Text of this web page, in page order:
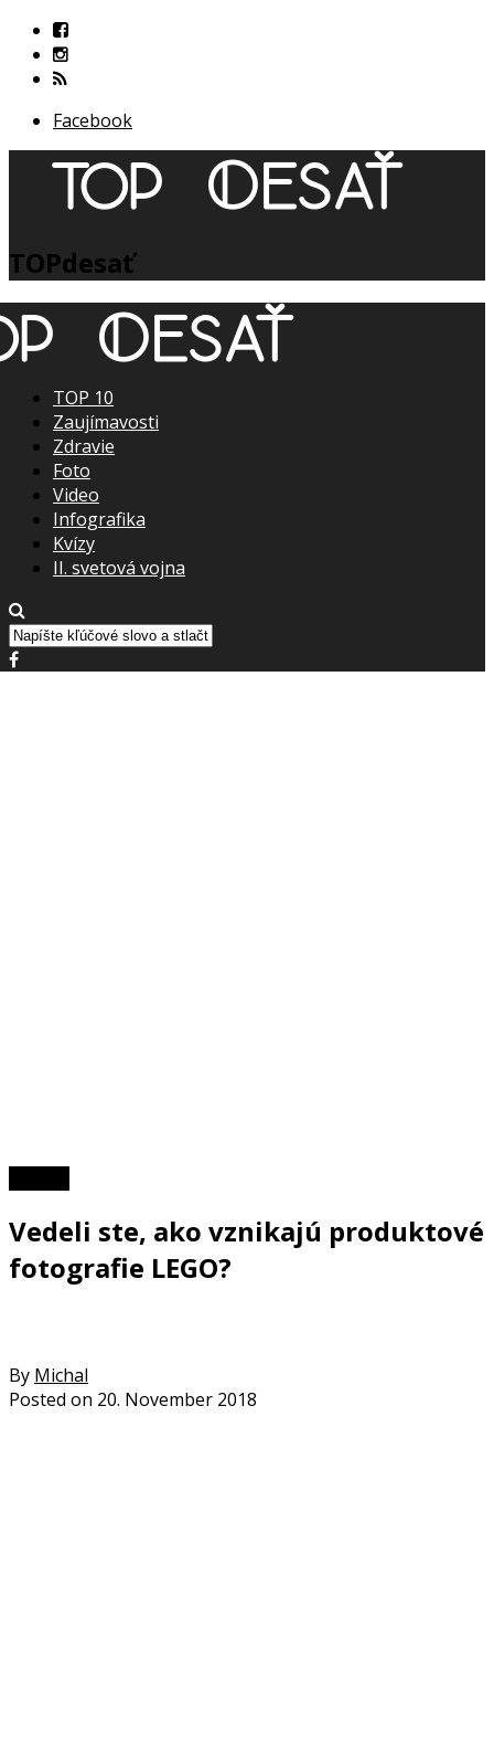
Facebook
TOPdesať
TOP 10
Zaujímavosti
Zdravie
Foto
Video
Infografika
Kvízy
II. svetová vojna
Vedeli ste, ako vznikajú produktové
fotografie LEGO?
By Michal
Posted on 20. November 2018